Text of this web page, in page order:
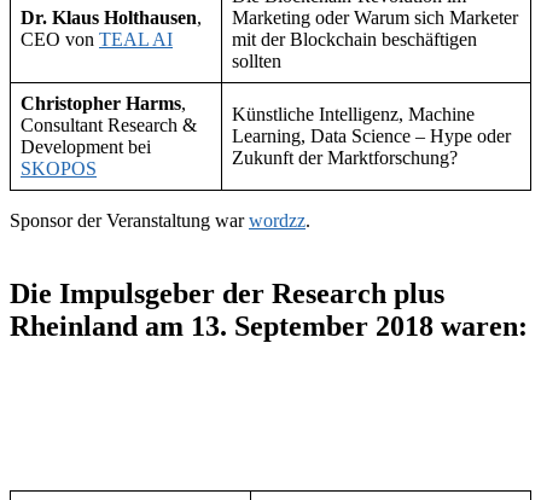
Dr. Klaus Holthausen,
CEO von TEAL AI
Marketing oder Warum sich Marketer
mit der Blockchain beschäftigen
sollten
Christopher Harms,
Consultant Research &
Development bei
SKOPOS
Künstliche Intelligenz, Machine
Learning, Data Science – Hype oder
Zukunft der Marktforschung?
Sponsor der Veranstaltung warwordzz.
Die Impulsgeber der Research plus
Rheinland am 13. September 2018 waren: